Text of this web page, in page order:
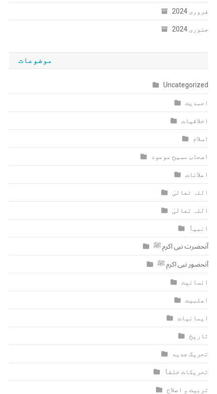
فروری 2024
جنوری 2024
موضوعات
Uncategorized
احمدیت
اخلاقیات
اسلام
اصحاب مسیح موعود
اعلانات
اللہ تعالیٰ
اللہ تعالیٰ
انبیاٗ
آنحضرت نبی اکرم ﷺ
آنحضور نبی اکرم ﷺ
انسانیت
اھلبیت
ایمانیات
تاریخ
تحریک جدید
تحریکات خلفاٗ
تربیت و اصلاح